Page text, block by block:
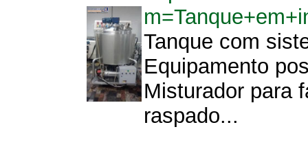
Tanque com
Equipamento
Misturador para
raspado...